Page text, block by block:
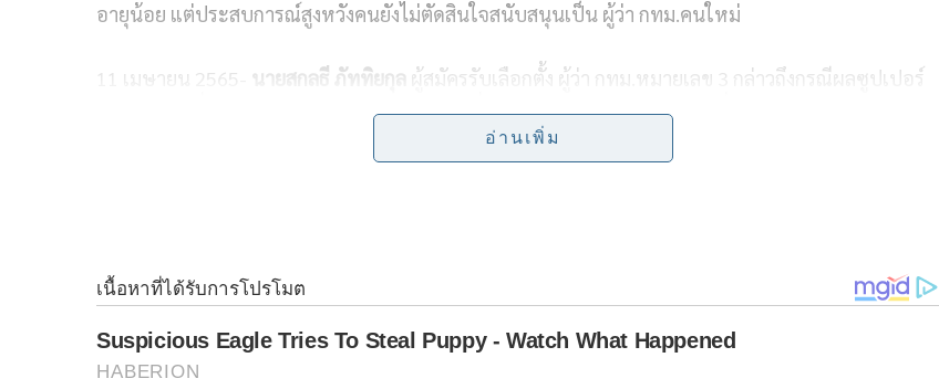
e
b
e
t
t
y
L
r
e
อายุน้อย แต่ประสบการณ์สูงหวังคนยังไม่ตัดสินใจสนับสนุนเป็น ผู้ว่า กทม.คนใหม่
11 เมษายน 2565- นายสกลธี ภัททิยกุล ผู้สมัครรับเลือกตั้ง ผู้ว่า กทม.หมายเลข 3 กล่าวถึงกรณีผลซูปเปอร์
โพลล์ล่าสุด ที่ระบุว่า คนกรุงเทพ ต้องการผู้ว่าฯ ที่เป็นนักบริหาร วัยหนุ่ม ว่า ผลที่ออกมาก็ติดตามอยู่ แต่ไม่ได้
กังวลอะไรเพราะส่วนตัวตนก็ได้มีการติดตามและทำโพลล์ของตัวเองต่อเนื่องอยู่แล้ว การทำโพลล์จากการสุ่ม
ตัวอย่างพันกว่าคน แต่คนที่มีสิทธิ์เลือกตั้งในกรุงเทพมหานครมีอยู่จำนวน 4.5 ล้านคน ผลที่ออกมาก็เป็น
“จากโพลล์ก็จะเห็นว่ามีการหักปากกาโพลล์มาหลายครั้ง โดยเฉพาะการเลือกตั้งในกรุงเทพมหานครยิ่งยาก
เข้าไปใหญ่เพราะผลที่ออกมาก็ไม่ได้เป็นไปตามโพลล์เสมอไป แต่เราก็จะเอาส่วนที่บกพร่องมาดูเพื่อหาจุด
แก้ไขต่อไป” นายสกลธีกล่าวและว่า สำหรับผู้ที่ยังไม่ได้ตัดสินใจว่าจะเลือกใคร ตนก็อยากจะขอเสนอตัวและ
อ่านเพิ่ม